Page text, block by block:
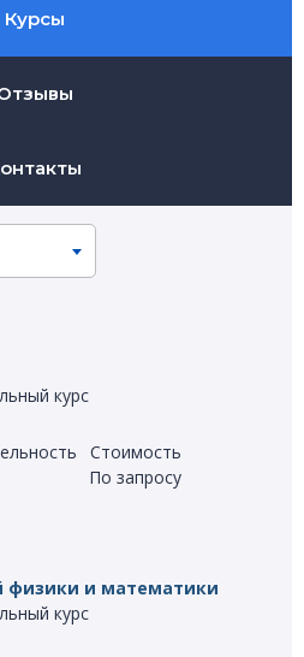
Курсы
курс
Стоимость
По запросу
физики и математики
курс